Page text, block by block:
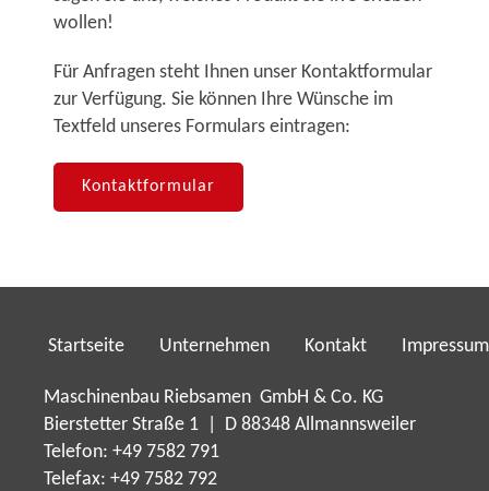
wollen!
Für Anfragen steht Ihnen unser Kontaktformular
zur Verfügung. Sie können Ihre Wünsche im
Textfeld unseres Formulars eintragen:
Kontaktformular
Startseite Unternehmen Kontakt Impressum
Maschinenbau Riebsamen GmbH & Co. KG
Bierstetter Straße 1 | D 88348 Allmannsweiler
Telefon: +49 7582 791
Telefax: +49 7582 792